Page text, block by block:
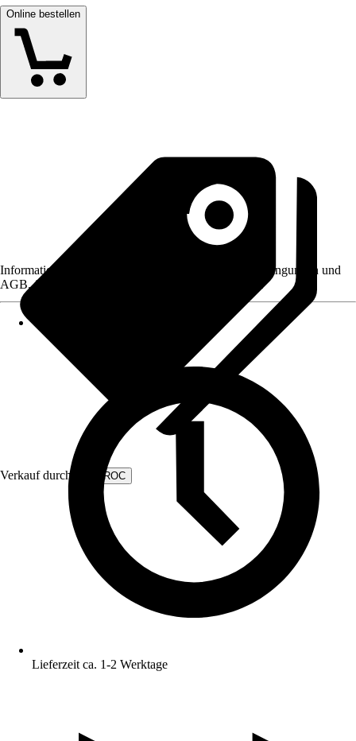
Online bestellen
Verkauf durch: VONROC
Informationen des Verkäufers, wie z. B. Rückgabebedingungen und
AGB, finden Sie bei Klick auf den Verkäufernamen.
Lieferzeit ca. 1-2 Werktage